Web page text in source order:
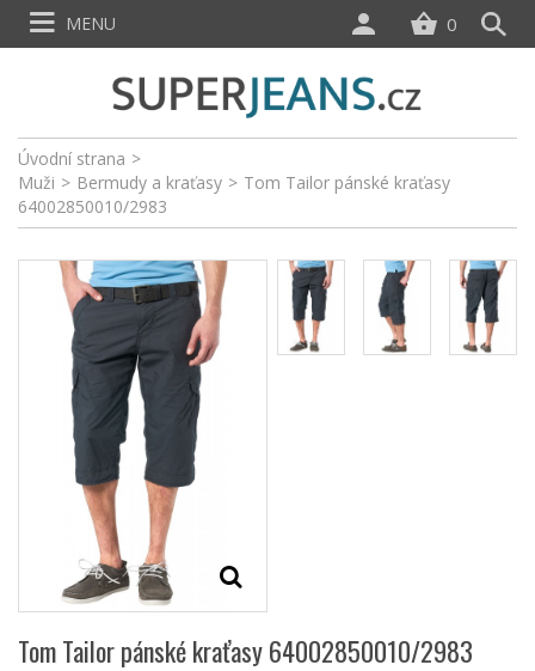
Úvodní strana >
Muži > Bermudy a kraťasy > Tom Tailor pánské kraťasy
64002850010/2983
Tom Tailor pánské kraťasy 64002850010/2983
0
MENU